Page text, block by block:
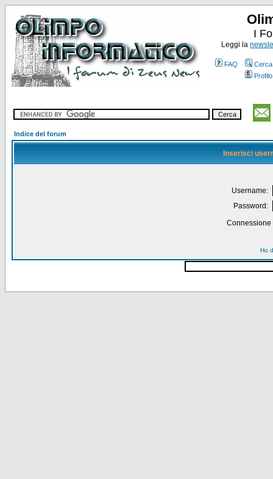
I
Leggi la
FAQ
Cerca
Profilo
Indice del forum
Inserisci
Username:
Password:
Ho